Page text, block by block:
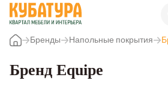
Бренды
Напольные покрытия
Бренд Equipe